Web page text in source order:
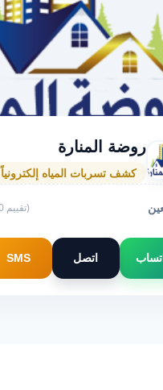
روضة المنارة
كشف تسربات المياه إلكترونياً
(40 تقييم)
اتصل SMS